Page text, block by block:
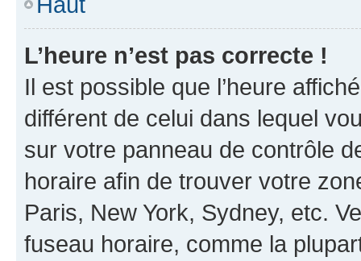
L’heure n’est pas correcte !
Il est possible que l’heure
différent de celui dans lequel
sur votre panneau de contrôle
horaire afin de trouver votre
Paris, New York, Sydney, etc.
fuseau horaire, comme la